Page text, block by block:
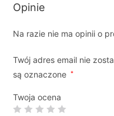
Opinie
Na razie nie ma opinii o
Twój adres email nie
są oznaczone
*
Twoja ocena